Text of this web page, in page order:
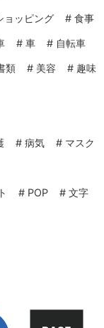
ョッピング # 食事
# 車 # 自転車
類 # 美容 # 趣味
# 病気 # マスク
# POP # 文字